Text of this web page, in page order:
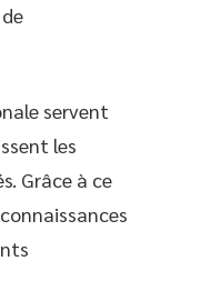
servent
les
Grâce à ce